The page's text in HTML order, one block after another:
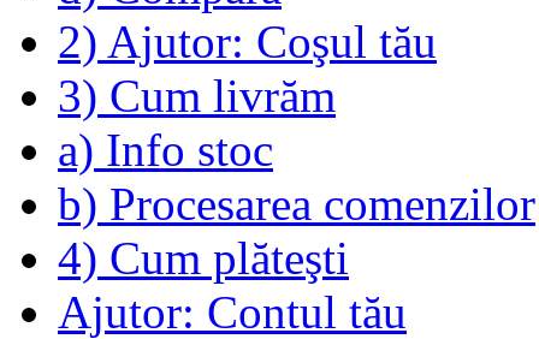
2) Ajutor: Coşul tău
3) Cum livrăm
a) Info stoc
b) Procesarea comenzilor
4) Cum plăteşti
Ajutor: Contul tău